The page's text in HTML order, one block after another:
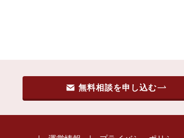
無料相談を申し込む